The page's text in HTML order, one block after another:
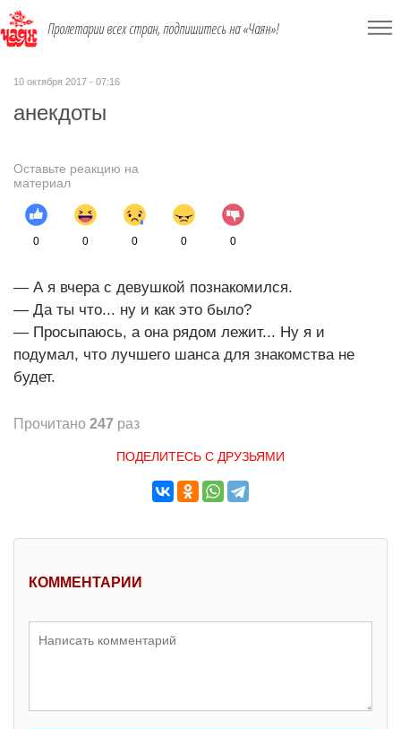
Пролетарии всех стран, подпишитесь на «Чаян»!
10 октября 2017 - 07:16
анекдоты
Оставьте реакцию на
материал
0 0 0 0 0
— А я вчера с девушкой познакомился.
— Да ты что... ну и как это было?
— Просыпаюсь, а она рядом лежит... Ну я и
подумал, что лучшего шанса для знакомства не
будет.
Прочитано 247 раз
ПОДЕЛИТЕСЬ С ДРУЗЬЯМИ
КОММЕНТАРИИ